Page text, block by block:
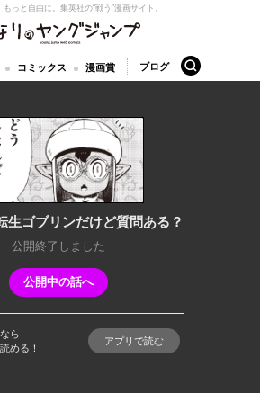
ヤングジャンプ
もっと自由に。 集英社の“戦う”漫画サイト。
コミックス 漫画賞 ブログ 検索
生ゴブリンだけど質問ある？
公開終了しました
公開中の話へ
ら
める！
アプリで読む